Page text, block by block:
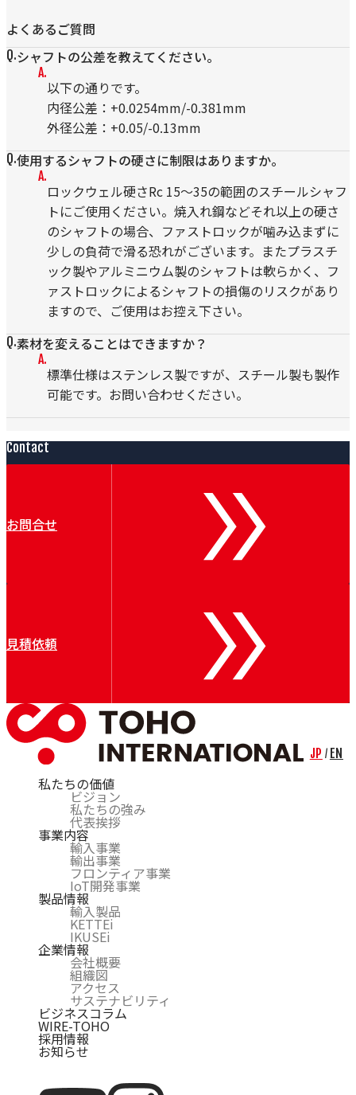
よくあるご質問
シャフトの公差を教えてください。
以下の通りです。
内径公差：+0.0254mm/-0.381mm
外径公差：+0.05/-0.13mm
使用するシャフトの硬さに制限はありますか。
ロックウェル硬さRc 15～35の範囲のスチールシャフ
トにご使用ください。焼入れ鋼などそれ以上の硬さ
のシャフトの場合、ファストロックが噛み込まずに
少しの負荷で滑る恐れがございます。またプラスチ
ック製やアルミニウム製のシャフトは軟らかく、フ
ァストロックによるシャフトの損傷のリスクがあり
ますので、ご使用はお控え下さい。
素材を変えることはできますか？
標準仕様はステンレス製ですが、スチール製も製作
可能です。お問い合わせください。
Contact
お問合せ
見積依頼
私たちの価値
ビジョン
私たちの強み
代表挨拶
事業内容
輸入事業
輸出事業
フロンティア事業
IoT開発事業
製品情報
輸入製品
KETTEi
IKUSEi
企業情報
会社概要
組織図
アクセス
サステナビリティ
ビジネスコラム
WIRE-TOHO
採用情報
お知らせ
JP / EN